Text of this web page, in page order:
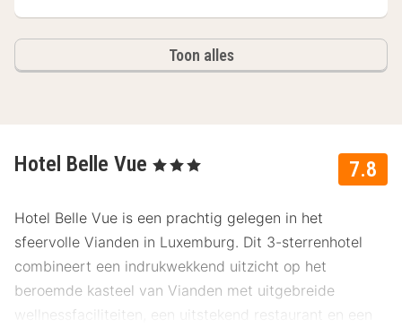
Toon alles
7.8
Hotel Belle Vue , 3 Sterren
Hotel Belle Vue is een prachtig gelegen in het
sfeervolle Vianden in Luxemburg. Dit 3-sterrenhotel
combineert een indrukwekkend uitzicht op het
beroemde kasteel van Vianden met uitgebreide
wellnessfaciliteiten, een uitstekend restaurant en een